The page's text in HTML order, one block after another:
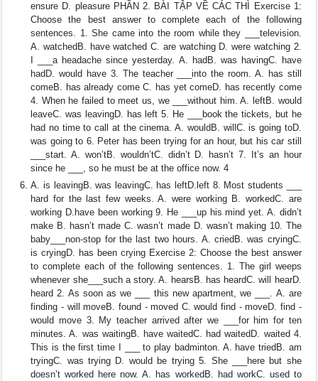
ensure D. pleasure PHẦN 2. BÀI TẬP VỀ CÁC THÌ Exercise 1:
Choose the best answer to complete each of the following
sentences. 1. She came into the room while they ___television.
A. watchedB. have watched C. are watching D. were watching 2.
I ___a headache since yesterday. A. hadB. was havingC. have
hadD. would have 3. The teacher ___into the room. A. has still
comeB. has already come C. has yet comeD. has recently come
4. When he failed to meet us, we ___without him. A. leftB. would
leaveC. was leavingD. has left 5. He ___book the tickets, but he
had no time to call at the cinema. A. wouldB. willC. is going toD.
was going to 6. Peter has been trying for an hour, but his car still
___start. A. won’tB. wouldn’tC. didn’t D. hasn’t 7. It’s an hour
since he ___, so he must be at the office now. 4
A. is leavingB. was leavingC. has leftD.left 8. Most students ___
hard for the last few weeks. A. were working B. workedC. are
working D.have been working 9. He ___up his mind yet. A. didn’t
make B. hasn’t made C. wasn’t made D. wasn’t making 10. The
baby___non-stop for the last two hours. A. criedB. was cryingC.
is cryingD. has been crying Exercise 2: Choose the best answer
to complete each of the following sentences. 1. The girl weeps
whenever she___such a story. A. hearsB. has heardC. will hearD.
heard 2. As soon as we ___ this new apartment, we ___. A. are
finding - will moveB. found - moved C. would find - moveD. find -
would move 3. My teacher arrived after we ___for him for ten
minutes. A. was waitingB. have waitedC. had waitedD. waited 4.
This is the first time I ___ to play badminton. A. have triedB. am
tryingC. was trying D. would be trying 5. She ___here but she
doesn’t worked here now. A. has workedB. had workC. used to